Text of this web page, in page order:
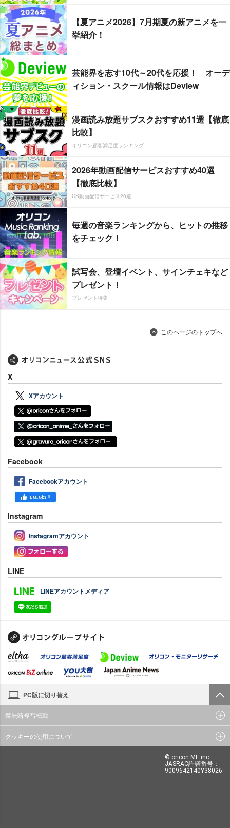
【夏アニメ2026】7月期夏の新アニメを一
挙紹介！
芸能界を志す10代～20代を応援！ オーデ
ィション・スクール情報はDeview
漫画読み放題サブスクおすすめ11選【徹底
比較】
オリコン顧客満足度ランキング
2026年動画配信サービスおすすめ40選
【徹底比較】
CS動画配信サービス20選
毎週の音楽ランキングから、ヒットの推移
をチェック！
試写会、登壇イベント、サインチェキなど
プレゼント！
プレゼント特集
このページのトップへ
X
Xアカウント
Facebook
Facebookアカウント
Instagram
Instagramアカウント
LINE
LINEアカウントメディア
PC版に切り替え
禁無断複写転載
クッキーの使用について
© oricon ME inc.
JASRAC許諾番号：
9009642140Y38026